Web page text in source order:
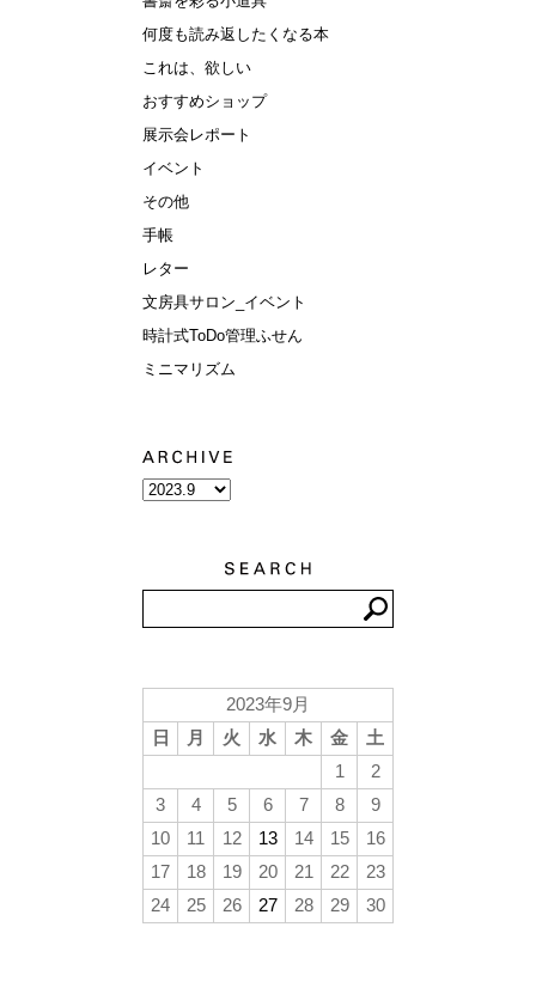
何度も読み返したくなる本
これは、欲しい
おすすめショップ
展示会レポート
イベント
その他
手帳
レター
文房具サロン_イベント
時計式ToDo管理ふせん
ミニマリズム
2023年9月
日
月 火 水 木 金
土
1
2
3
4 5 6 7 8
9
10
11 12 13 14 15
16
17
18 19 20 21 22
23
24
25 26 27 28 29 30